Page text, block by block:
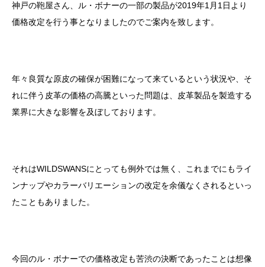
神戸の鞄屋さん、ル・ボナーの一部の製品が2019年1月1日より
価格改定を行う事となりましたのでご案内を致します。
年々良質な原皮の確保が困難になって来ているという状況や、そ
れに伴う皮革の価格の高騰といった問題は、皮革製品を製造する
業界に大きな影響を及ぼしております。
それはWILDSWANSにとっても例外では無く、これまでにもライ
ンナップやカラーバリエーションの改定を余儀なくされるといっ
たこともありました。
今回のル・ボナーでの価格改定も苦渋の決断であったことは想像